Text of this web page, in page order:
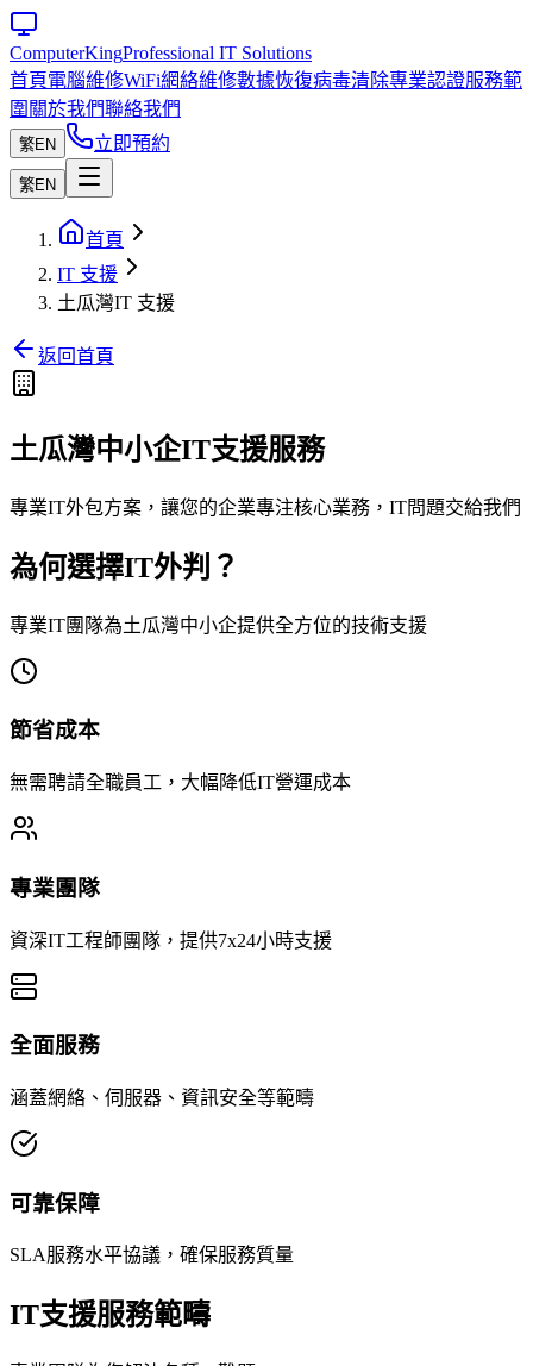
ComputerKingProfessional IT Solutions
首頁電腦維修WiFi網絡維修數據恢復病毒清除專業認證服務範
圍 關於我們聯絡我們
繁EN 立即預約
繁EN
首頁
IT 支援
土瓜灣IT 支援
返回首頁
土瓜灣中小企IT支援服務
專業IT外包方案，讓您的企業專注核心業務，IT問題交給我們
為何選擇IT外判？
專業IT團隊為土瓜灣中小企提供全方位的技術支援
節省成本
無需聘請全職員工，大幅降低IT營運成本
專業團隊
資深IT工程師團隊，提供7x24小時支援
全面服務
涵蓋網絡、伺服器、資訊安全等範疇
可靠保障
SLA服務水平協議，確保服務質量
IT支援服務範疇